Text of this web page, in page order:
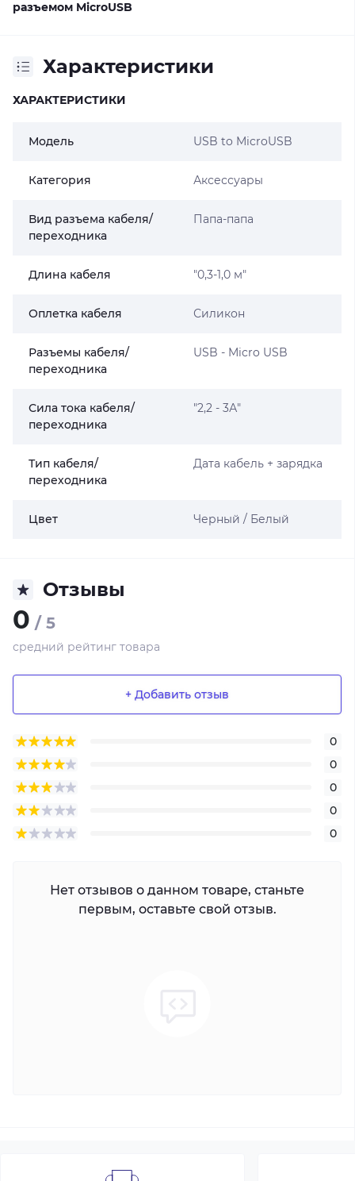
разъемом MicroUSB
Характеристики
ХАРАКТЕРИСТИКИ
Модель USB to MicroUSB
Категория Аксессуары
Вид разъема кабеля/
переходника
Папа-папа
Длина кабеля "0,3-1,0 м"
Оплетка кабеля Силикон
Разъемы кабеля/
переходника
USB - Micro USB
Сила тока кабеля/
переходника
"2,2 - 3А"
Тип кабеля/
переходника
Дата кабель + зарядка
Цвет Черный / Белый
Отзывы
0 / 5
средний рейтинг товара
+ Добавить отзыв
0
0
0
0
0
Нет отзывов о данном товаре, станьте
первым, оставьте свой отзыв.